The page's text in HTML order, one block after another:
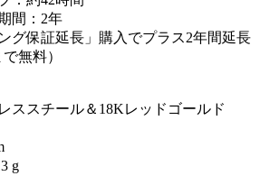
間：2年
グ保証延長」購入でプラス2年間延長
無料）
ススチール＆18Kレッドゴールド
g